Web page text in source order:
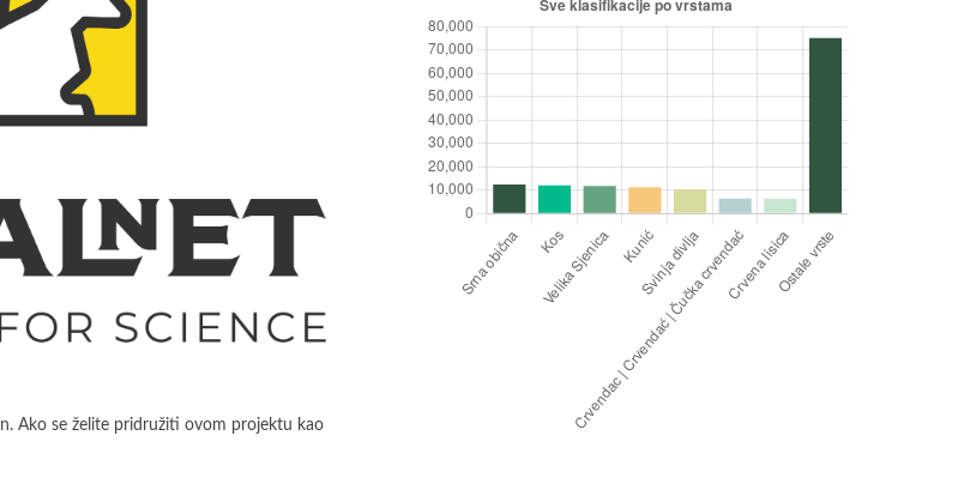
Ako se želite pridružiti ovom projektu kao